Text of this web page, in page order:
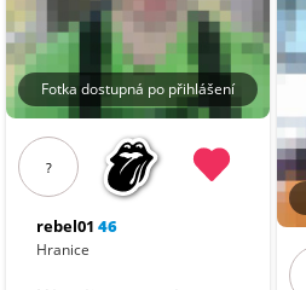
Fotka dostupná po přihlášení
?
rebel01 46
Hranice